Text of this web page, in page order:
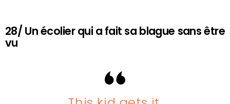
28/ Un écolier qui a fait sa blague sans être
vu